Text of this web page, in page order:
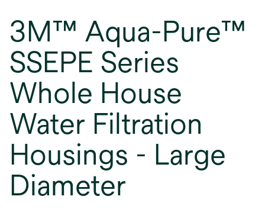
3M™ Aqua-Pure™
SSEPE Series
Whole House
Water Filtration
Housings - Large
Diameter